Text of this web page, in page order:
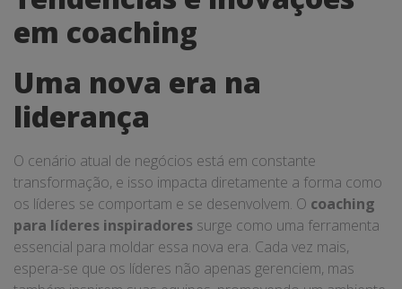
em coaching
Uma nova era na
liderança
O cenário atual de negócios está em constante
transformação, e isso impacta diretamente a forma como
os líderes se comportam e se desenvolvem. O coaching
para líderes inspiradores surge como uma ferramenta
essencial para moldar essa nova era. Cada vez mais,
espera-se que os líderes não apenas gerenciem, mas